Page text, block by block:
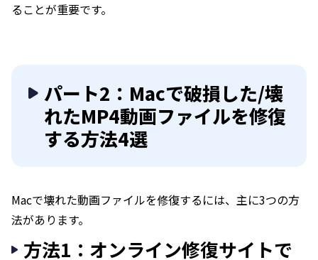
ることが重要です。
パート2：Macで破損した/壊
れたMP4動画ファイルを修復
する方法4選
Macで壊れた動画ファイルを修復するには、主に3つの方
法があります。
方法1：オンライン修復サイトで